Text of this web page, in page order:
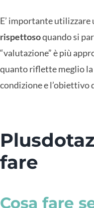
E’ importante utilizzare
rispettosoquando si
“valutazione” è più
quanto riflette meglio la
condizione e l’obiettivo
fare
Cosa fare